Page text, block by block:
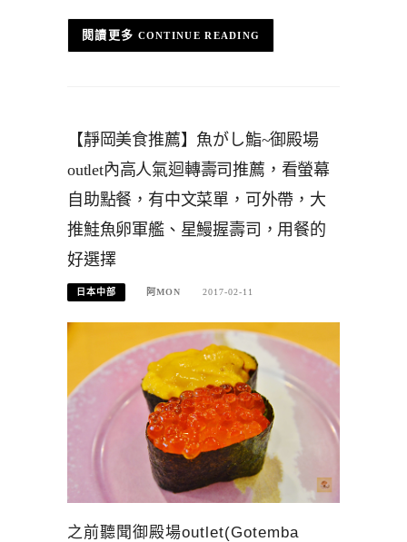
CONTINUE READING
【靜岡美食推薦】魚がし鮨~御殿場
outlet內高人氣迴轉壽司推薦，看螢幕
自助點餐，有中文菜單，可外帶，大
推鮭魚卵軍艦、星鰻握壽司，用餐的
好選擇
日本中部 阿MON 2017-02-11
之前聽聞御殿場outlet(Gotemba